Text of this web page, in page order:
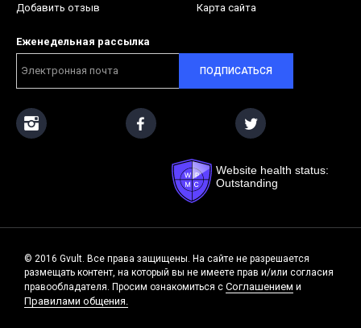
Добавить отзыв
Карта сайта
Еженедельная рассылка
ПОДПИСАТЬСЯ
Website health status:
Outstanding
© 2016 Gvult. Все права защищены. На сайте не разрешается
размещать контент, на который вы не имеете прав и/или согласия
правообладателя. Просим ознакомиться с Соглашением и
Правилами общения.